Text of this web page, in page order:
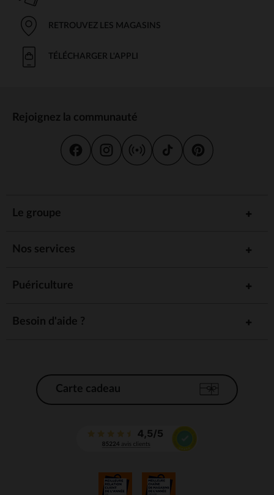
RETROUVEZ LES MAGASINS
TÉLÉCHARGER L'APPLI
Rejoignez la communauté
Le groupe
Nos services
Puériculture
Besoin d'aide ?
Carte cadeau